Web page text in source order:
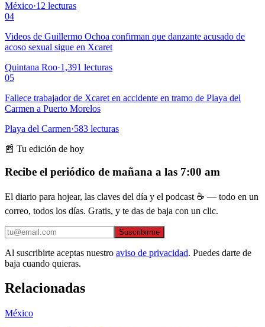
México·12 lecturas
04
Videos de Guillermo Ochoa confirman que danzante acusado de
acoso sexual sigue en Xcaret
Quintana Roo·1,391 lecturas
05
Fallece trabajador de Xcaret en accidente en tramo de Playa del
Carmen a Puerto Morelos
Playa del Carmen·583 lecturas
📰 Tu edición de hoy
Recibe el periódico de mañana a las 7:00 am
El diario para hojear, las claves del día y el podcast ☕ — todo en un
correo, todos los días. Gratis, y te das de baja con un clic.
Suscribirme
Al suscribirte aceptas nuestro aviso de privacidad. Puedes darte de
baja cuando quieras.
Relacionadas
México